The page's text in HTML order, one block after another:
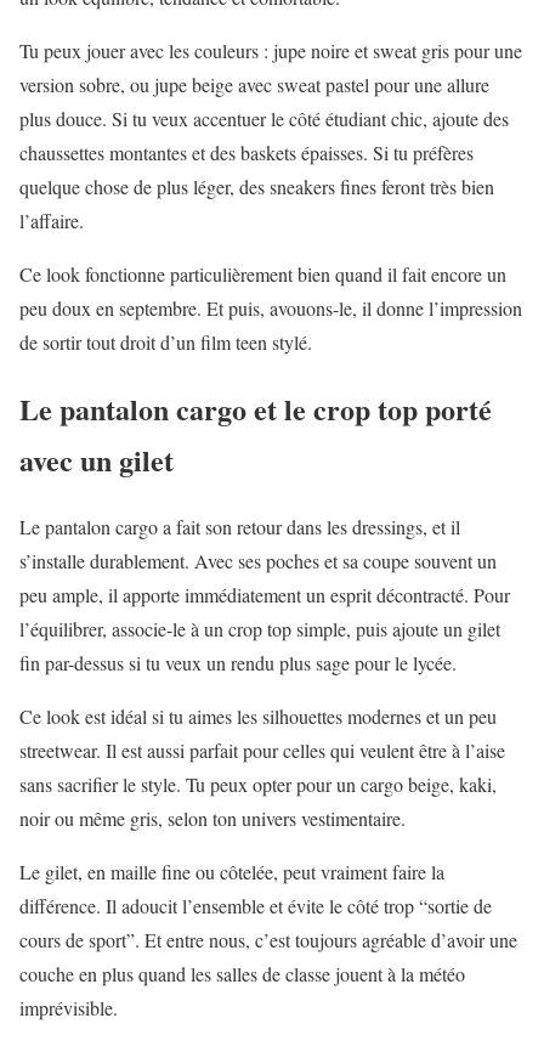
Tu peux jouer avec les couleurs : jupe noire et sweat gris pour une
version sobre, ou jupe beige avec sweat pastel pour une allure
plus douce. Si tu veux accentuer le côté étudiant chic, ajoute des
chaussettes montantes et des baskets épaisses. Si tu préfères
quelque chose de plus léger, des sneakers fines feront très bien
l’affaire.
Ce look fonctionne particulièrement bien quand il fait encore un
peu doux en septembre. Et puis, avouons-le, il donne l’impression
de sortir tout droit d’un film teen stylé.
Le pantalon cargo et le crop top porté
avec un gilet
Le pantalon cargo a fait son retour dans les dressings, et il
s’installe durablement. Avec ses poches et sa coupe souvent un
peu ample, il apporte immédiatement un esprit décontracté. Pour
l’équilibrer, associe-le à un crop top simple, puis ajoute un gilet
fin par-dessus si tu veux un rendu plus sage pour le lycée.
Ce look est idéal si tu aimes les silhouettes modernes et un peu
streetwear. Il est aussi parfait pour celles qui veulent être à l’aise
sans sacrifier le style. Tu peux opter pour un cargo beige, kaki,
noir ou même gris, selon ton univers vestimentaire.
Le gilet, en maille fine ou côtelée, peut vraiment faire la
différence. Il adoucit l’ensemble et évite le côté trop “sortie de
cours de sport”. Et entre nous, c’est toujours agréable d’avoir une
couche en plus quand les salles de classe jouent à la météo
imprévisible.